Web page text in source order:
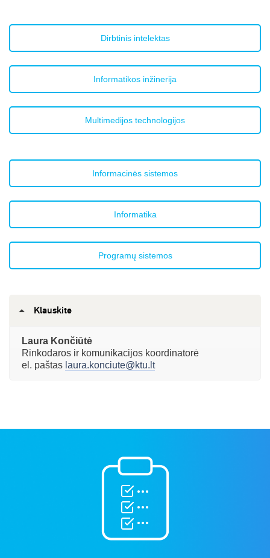
Dirbtinis intelektas
Informatikos inžinerija
Multimedijos technologijos
Informacinės sistemos
Informatika
Programų sistemos
Klauskite
Laura Končiūtė
Rinkodaros ir komunikacijos koordinatorė
el. paštas laura.konciute@ktu.lt